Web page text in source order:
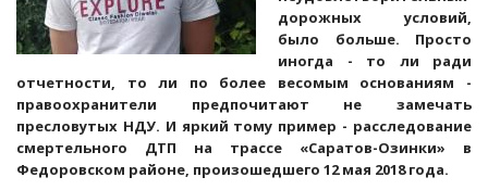
дорожных условий,
было больше. Просто
иногда - то ли ради
отчетности, то ли по более весомым основаниям -
правоохранители предпочитают не замечать
пресловутых НДУ. И яркий тому пример - расследование
смертельного ДТП на трассе «Саратов-Озинки» в
Федоровском районе, произошедшего 12 мая 2018 года.